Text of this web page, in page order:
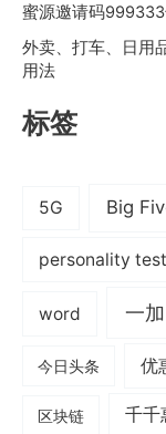
蜜源邀请码
外卖、打车、日用
用法
标签
5G Big
personality test
word 一加
今日头条 优
区块链 千千